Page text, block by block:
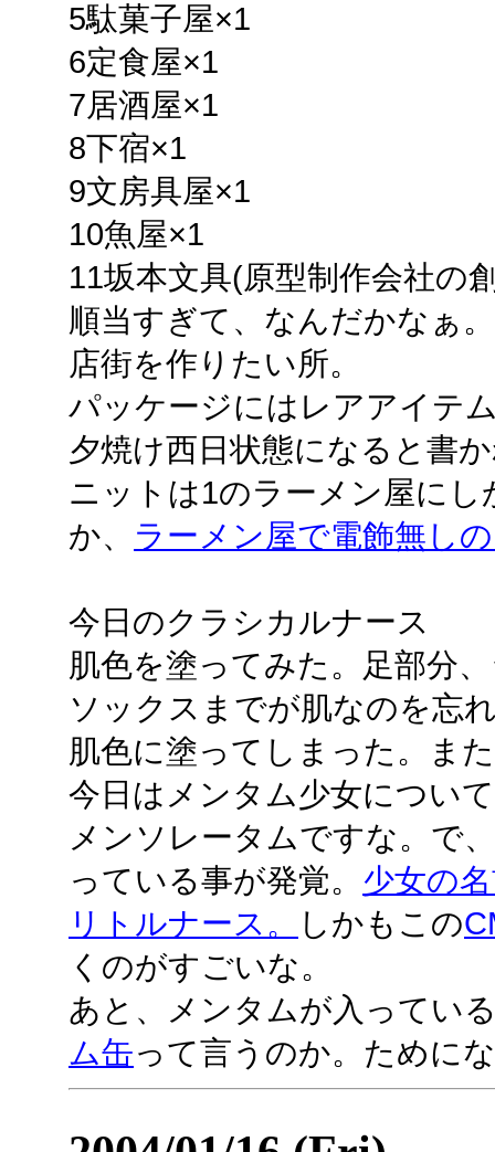
5駄菓子屋×1
6定食屋×1
7居酒屋×1
8下宿×1
9文房具屋×1
10魚屋×1
11坂本文具(原型制作会社の
順当すぎて、なんだかなぁ
店街を作りたい所。
パッケージにはレアアイテ
夕焼け西日状態になると書
ニットは1のラーメン屋に
か、 ラーメン屋で電飾無し
今日のクラシカルナース
肌色を塗ってみた。足部分
ソックスまでが肌なのを忘
肌色に塗ってしまった。ま
今日はメンタム少女につい
メンソレータムですな。で
っている事が発覚。 少女の
リトルナース。
しかもこの
くのがすごいな。
あと、メンタムが入ってい
ム缶って言うのか。ために